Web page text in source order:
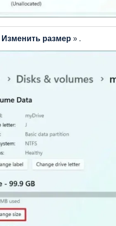
Изменить размер » .